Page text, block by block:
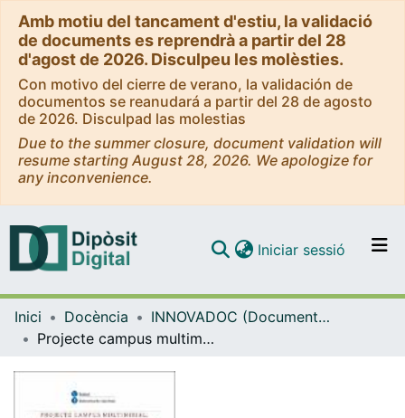
Amb motiu del tancament d'estiu, la validació
de documents es reprendrà a partir del 28
d'agost de 2026. Disculpeu les molèsties.
Con motivo del cierre de verano, la validación de
documentos se reanudará a partir del 28 de agosto
de 2026. Disculpad las molestias
Due to the summer closure, document validation will
resume starting August 28, 2026. We apologize for
any inconvenience.
Navega per tot el DD
Iniciar sessió (current)
Inici Docència
INNOVADOC (Documents d'Innovació Docent)
Projecte campus multimodal: pilotatge del suport de veu en lectura. Memòria final